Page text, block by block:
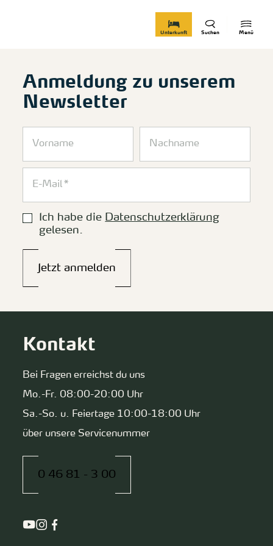
Menü
Suchen
Unterkunft
Anmeldung zu unserem
Newsletter
Ich habe die Datenschutzerklärung
gelesen.
Jetzt anmelden
Kontakt
Bei Fragen erreichst du uns
Mo.-Fr. 08:00-20:00 Uhr
Sa.-So. u. Feiertage 10:00-18:00 Uhr
über unsere Servicenummer
0 46 81 - 3 00